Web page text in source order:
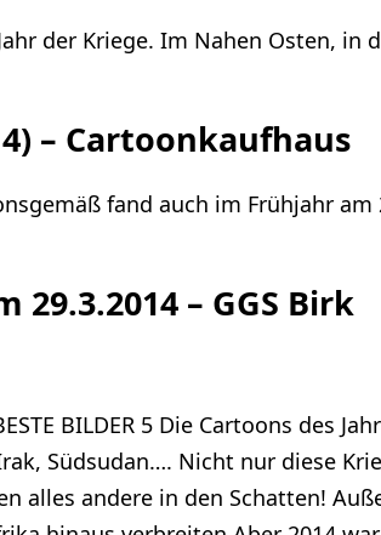
der Kriege. Im Nahen Osten,
– Cartoonkaufhaus
fand auch im Frühjahr
29.3.2014 – GGS Birk
BILDER 5 Die Cartoons des
Südsudan…. Nicht nur diese
alles andere in den Schatten!